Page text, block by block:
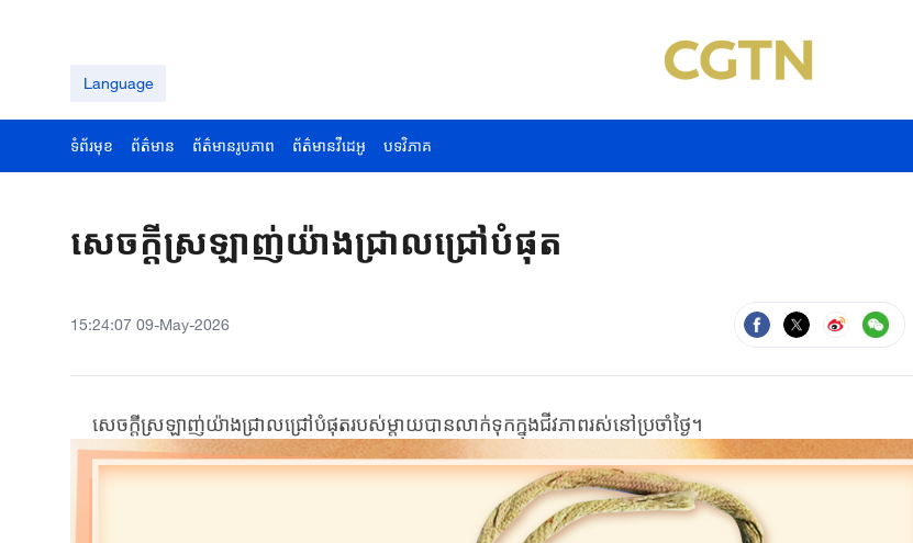
Language
ទំព័រមុខ ព័ត៌មាន ព័ត៌មានរូបភាព ព័ត៌មានវីដេអូ បទវិភាគ
សេចក្តីស្រឡាញ់យ៉ាងជ្រាលជ្រៅបំផុត
15:24:07 09-May-2026
សេចក្ដីស្រឡាញ់យ៉ាង​ជ្រាលជ្រៅបំផុតរបស់ម្ដាយ​បាន​លាក់ទុក​ក្នុង​ជីវភាព​រស់​នៅ​ប្រចាំ​ថ្ងៃ​​។